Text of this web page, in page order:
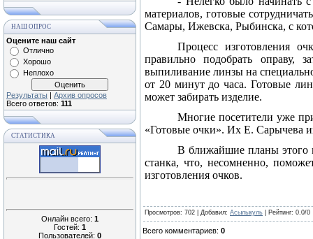
НАШ ОПРОС
Оцените наш сайт
Отлично
Хорошо
Неплохо
Результаты | Архив опросов
Всего ответов: 111
СТАТИСТИКА
Онлайн всего: 1
Гостей: 1
Пользователей: 0
материалов, готовые
Самары, Ижевска, Рыбинска, с
Процесс изготовления
правильно подобрать оправу,
выпиливание линзы на
от 20 минут до часа. Готовые
может забирать изделие.
Многие посетители уже
«Готовые очки». Их Е. Сарычева
В ближайшие планы этого
станка, что, несомненно,
изготовления очков.
Просмотров: 702 | Добавил: Асылыкуль Рейтинг: 0.0/0
Всего комментариев: 0